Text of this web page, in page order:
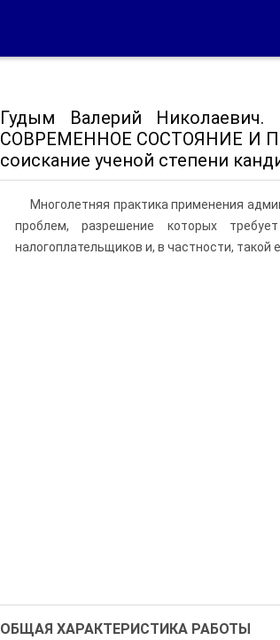
Гудым Валерий
СОВРЕМЕННОЕ СОСТОЯНИЕ И
соискание ученой степени
Многолетняя практика применения
проблем, разрешение которых
налогоплательщиков и, в частности, такой
ОБЩАЯ ХАРАКТЕРИСТИКА РАБОТЫ